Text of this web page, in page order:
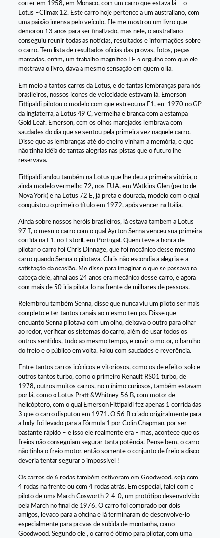
correr em 1958, em Monaco, com um carro que estava lá – o
Lotus –Climax 12. Este carro hoje pertence a um australiano, com
uma paixão imensa pelo veículo. Ele me mostrou um livro que
demorou 13 anos para ser finalizado, mas nele, o australiano
conseguiu reunir todas as notícias, resultados e informações sobre
o carro. Tem lista de resultados oficias das provas, fotos, peças
marcadas, enfim, um trabalho magnífico ! E o orgulho com que ele
mostrava o livro, dava a mesmo sensação em quem o lia.
Em meio a tantos carros da Lotus, e de tantas lembranças para nós
brasileiros, nossos ícones de velocidade estavam lá. Emerson
Fittipaldi pilotou o modelo com que estreou na F1, em 1970 no GP
da Inglaterra, a Lotus 49 C, vermelha e branca com a estampa
Gold Leaf. Emerson, com os olhos marejados lembrava com
saudades do dia que se sentou pela primeira vez naquele carro.
Disse que as lembranças até do cheiro vinham a memória, e que
não tinha idéia de tantas alegrias nas pistas que o futuro lhe
reservava.
Fittipaldi andou também na Lotus que lhe deu a primeira vitória, o
ainda modelo vermelho 72, nos EUA, em Watkins Glen (perto de
Nova York) e na Lotus 72 E, já preta e dourada, modelo com o qual
conquistou o primeiro título em 1972, após vencer na Itália.
Ainda sobre nossos heróis brasileiros, lá estava também a Lotus
97 T, o mesmo carro com o qual Ayrton Senna venceu sua primeira
corrida na F1, no Estoril, em Portugal. Quem teve a honra de
pilotar o carro foi Chris Dinnage, que foi mecânico desse mesmo
carro quando Senna o pilotava. Chris não escondia a alegria e a
satisfação da ocasião. Me disse para imaginar o que se passava na
cabeça dele, afinal aos 24 anos era mecânico desse carro, e agora
com mais de 50 iria pilota-lo na frente de milhares de pessoas.
Relembrou também Senna, disse que nunca viu um piloto ser mais
completo e ter tantos canais ao mesmo tempo. Disse que
enquanto Senna pilotava com um olho, deixava o outro para olhar
ao redor, verificar os sistemas do carro, além de usar todos os
outros sentidos, tudo ao mesmo tempo, e ouvir o motor, o barulho
do freio e o público em volta. Falou com saudades e reverência.
Entre tantos carros icônicos e vitoriosos, como os de efeito-solo e
outros tantos turbo, como o primeiro Renault RS01 turbo, de
1978, outros muitos carros, no mínimo curiosos, também estavam
por lá, como o Lotus Pratt &Whitney 56 B, com motor de
helicóptero, com o qual Emerson Fittipaldi fez apenas 1 corrida das
3 que o carro disputou em 1971. O 56 B criado originalmente para
a Indy foi levado para a Fórmula 1 por Colin Chapman, por ser
bastante rápido – e isso ele realmente era – mas, acontece que os
freios não conseguiam segurar tanta potência. Pense bem, o carro
não tinha o freio motor, então somente o conjunto de freio a disco
deveria tentar segurar o impossível !
Os carros de 6 rodas também estiveram em Goodwood, seja com
4 rodas na frente ou com 4 rodas atrás. Em especial, falei com o
piloto de uma March Cosworth 2-4-0, um protótipo desenvolvido
pela March no final de 1976. O carro foi comprado por dois
amigos, levado para a oficina e lá terminaram de desenvolve-lo
especialmente para provas de subida de montanha, como
Goodwood. Segundo ele , o carro é ótimo para pilotar, com uma